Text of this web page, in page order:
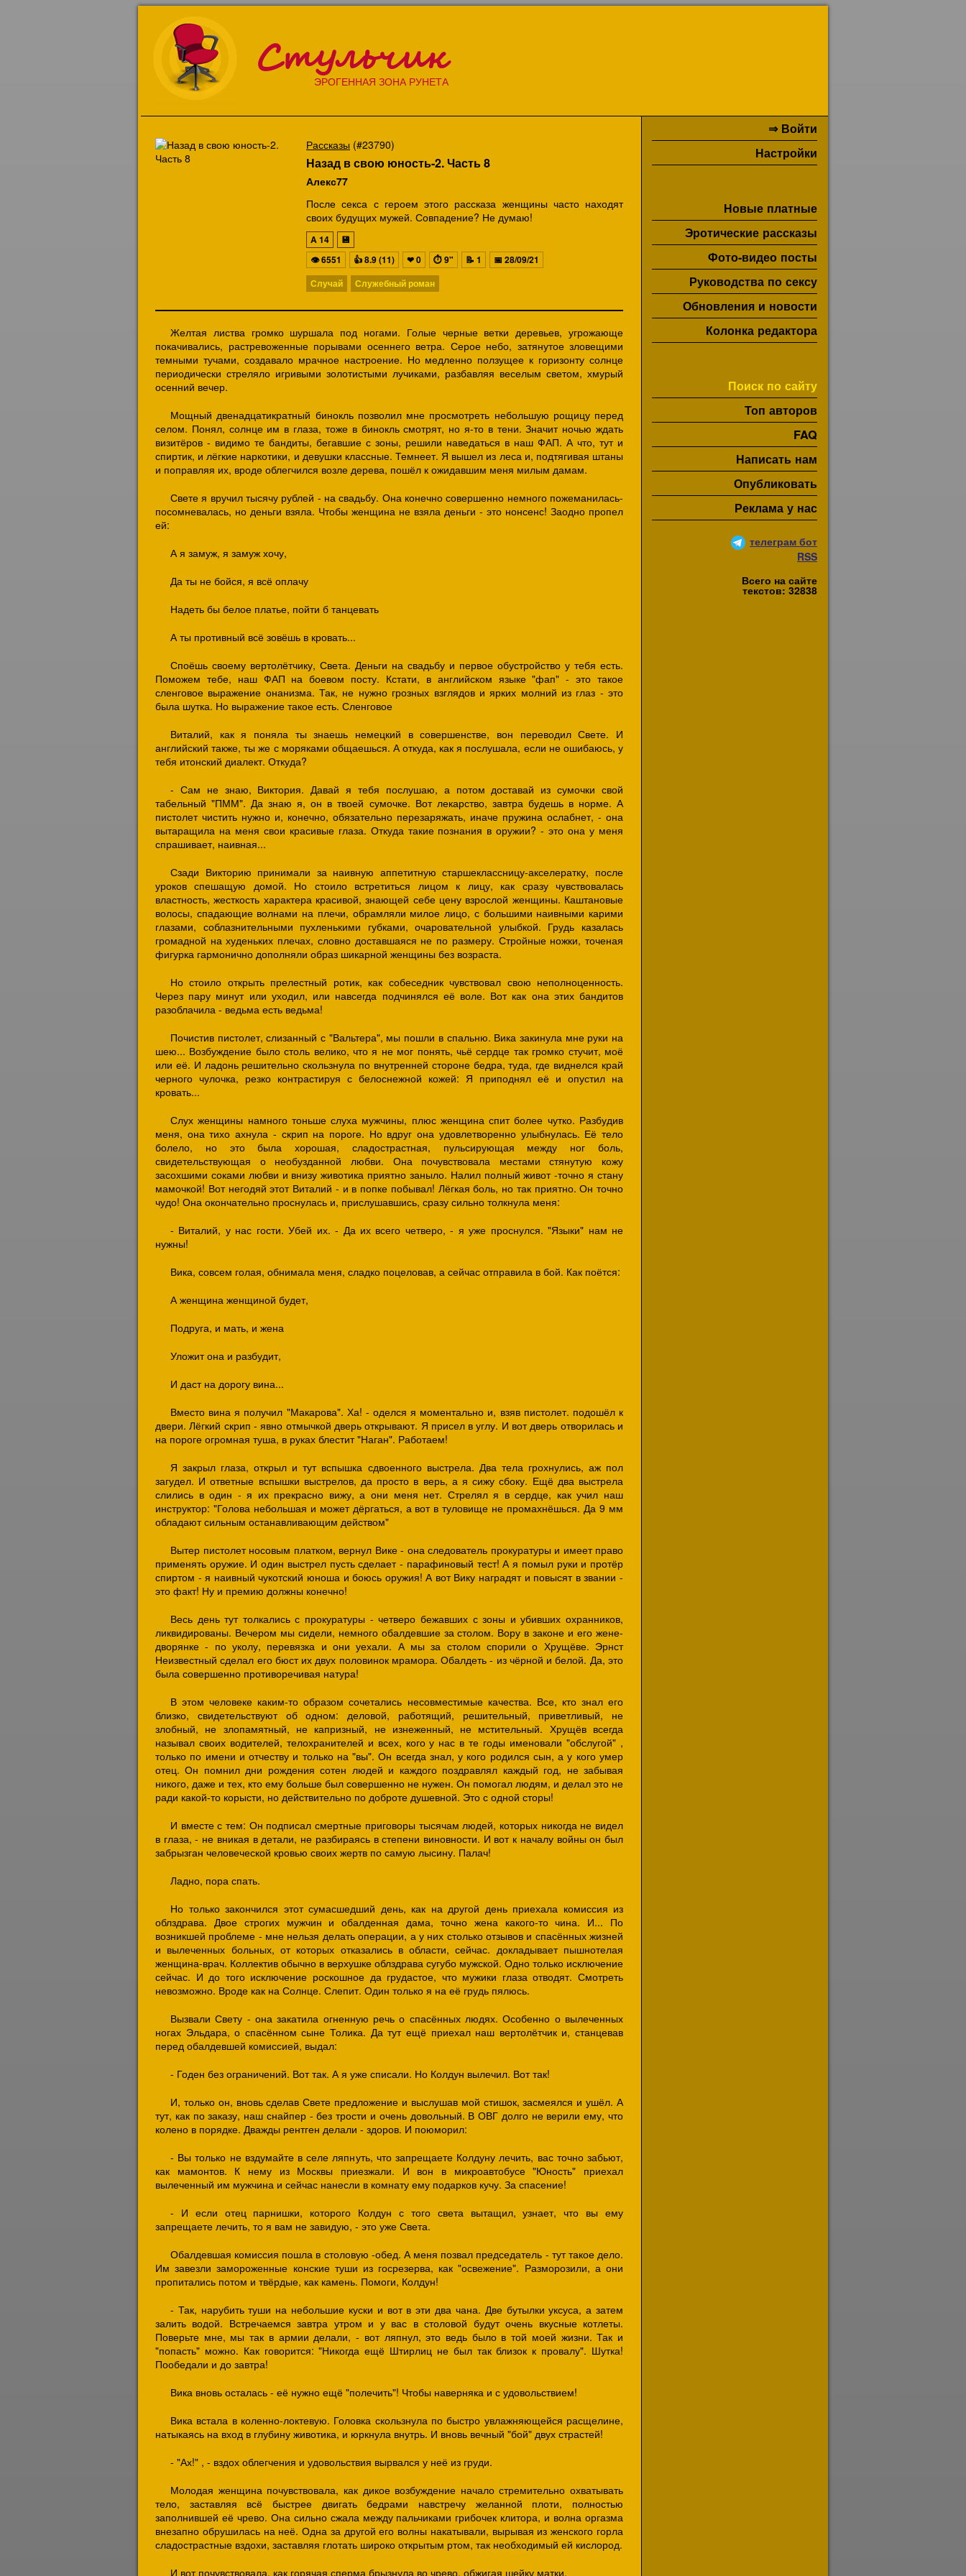
Стульчик
ЭРОГЕННАЯ ЗОНА РУНЕТА
⇒ Войти
Настройки
Новые платные
Эротические рассказы
Фото-видео посты
Руководства по сексу
Обновления и новости
Колонка редактора
Поиск по сайту
Топ авторов
FAQ
Написать нам
Опубликовать
Реклама у нас
телеграм бот
RSS
Всего на сайте
текстов: 32838
Рассказы (#23790)
Назад в свою юность-2. Часть 8
Алекс77
После секса с героем этого рассказа женщины часто находят
своих будущих мужей. Совпадение? Не думаю!
A14
💾
👁6551 👍8.9 (11) ❤0 ⏱9" 📝 1 📅 28/09/21
Случай
Служебный роман
Желтая листва громко шуршала под ногами. Голые черные ветки деревьев, угрожающе
покачивались, растревоженные порывами осеннего ветра. Серое небо, затянутое зловещими
темными тучами, создавало мрачное настроение. Но медленно ползущее к горизонту солнце
периодически стреляло игривыми золотистыми лучиками, разбавляя веселым светом, хмурый
осенний вечер.
Мощный двенадцатикратный бинокль позволил мне просмотреть небольшую рощицу перед
селом. Понял, солнце им в глаза, тоже в бинокль смотрят, но я-то в тени. Значит ночью ждать
визитёров - видимо те бандиты, бегавшие с зоны, решили наведаться в наш ФАП. А что, тут и
спиртик, и лёгкие наркотики, и девушки классные. Темнеет. Я вышел из леса и, подтягивая штаны
и поправляя их, вроде облегчился возле дерева, пошёл к ожидавшим меня милым дамам.
Свете я вручил тысячу рублей - на свадьбу. Она конечно совершенно немного пожеманилась-
посомневалась, но деньги взяла. Чтобы женщина не взяла деньги - это нонсенс! Заодно пропел
ей:
А я замуж, я замуж хочу,
Да ты не бойся, я всё оплачу
Надеть бы белое платье, пойти б танцевать
А ты противный всё зовёшь в кровать...
Споёшь своему вертолётчику, Света. Деньги на свадьбу и первое обустройство у тебя есть.
Поможем тебе, наш ФАП на боевом посту. Кстати, в английском языке "фап" - это такое
сленговое выражение онанизма. Так, не нужно грозных взглядов и ярких молний из глаз - это
была шутка. Но выражение такое есть. Сленговое
Виталий, как я поняла ты знаешь немецкий в совершенстве, вон переводил Свете. И
английский также, ты же с моряками общаешься. А откуда, как я послушала, если не ошибаюсь, у
тебя итонский диалект. Откуда?
- Сам не знаю, Виктория. Давай я тебя послушаю, а потом доставай из сумочки свой
табельный "ПММ". Да знаю я, он в твоей сумочке. Вот лекарство, завтра будешь в норме. А
пистолет чистить нужно и, конечно, обязательно перезаряжать, иначе пружина ослабнет, - она
вытаращила на меня свои красивые глаза. Откуда такие познания в оружии? - это она у меня
спрашивает, наивная...
Сзади Викторию принимали за наивную аппетитную старшеклассницу-акселератку, после
уроков спешащую домой. Но стоило встретиться лицом к лицу, как сразу чувствовалась
властность, жесткость характера красивой, знающей себе цену взрослой женщины. Каштановые
волосы, спадающие волнами на плечи, обрамляли милое лицо, с большими наивными карими
глазами, соблазнительными пухленькими губками, очаровательной улыбкой. Грудь казалась
громадной на худеньких плечах, словно доставшаяся не по размеру. Стройные ножки, точеная
фигурка гармонично дополняли образ шикарной женщины без возраста.
Но стоило открыть прелестный ротик, как собеседник чувствовал свою неполноценность.
Через пару минут или уходил, или навсегда подчинялся её воле. Вот как она этих бандитов
разоблачила - ведьма есть ведьма!
Почистив пистолет, слизанный с "Вальтера", мы пошли в спальню. Вика закинула мне руки на
шею... Возбуждение было столь велико, что я не мог понять, чьё сердце так громко стучит, моё
или её. И ладонь решительно скользнула по внутренней стороне бедра, туда, где виднелся край
черного чулочка, резко контрастируя с белоснежной кожей: Я приподнял её и опустил на
кровать...
Слух женщины намного тоньше слуха мужчины, плюс женщина спит более чутко. Разбудив
меня, она тихо ахнула - скрип на пороге. Но вдруг она удовлетворенно улыбнулась. Её тело
болело, но это была хорошая, сладострастная, пульсирующая между ног боль,
свидетельствующая о необузданной любви. Она почувствовала местами стянутую кожу
засохшими соками любви и внизу животика приятно заныло. Налил полный живот -точно я стану
мамочкой! Вот негодяй этот Виталий - и в попке побывал! Лёгкая боль, но так приятно. Он точно
чудо! Она окончательно проснулась и, прислушавшись, сразу сильно толкнула меня:
- Виталий, у нас гости. Убей их. - Да их всего четверо, - я уже проснулся. "Языки" нам не
нужны!
Вика, совсем голая, обнимала меня, сладко поцеловав, а сейчас отправила в бой. Как поётся:
А женщина женщиной будет,
Подруга, и мать, и жена
Уложит она и разбудит,
И даст на дорогу вина...
Вместо вина я получил "Макарова". Ха! - оделся я моментально и, взяв пистолет. подошёл к
двери. Лёгкий скрип - явно отмычкой дверь открывают. Я присел в углу. И вот дверь отворилась и
на пороге огромная туша, в руках блестит "Наган". Работаем!
Я закрыл глаза, открыл и тут вспышка сдвоенного выстрела. Два тела грохнулись, аж пол
загудел. И ответные вспышки выстрелов, да просто в верь, а я сижу сбоку. Ещё два выстрела
слились в один - я их прекрасно вижу, а они меня нет. Стрелял я в сердце, как учил наш
инструктор: "Голова небольшая и может дёргаться, а вот в туловище не промахнёшься. Да 9 мм
обладают сильным останавливающим действом"
Вытер пистолет носовым платком, вернул Вике - она следователь прокуратуры и имеет право
применять оружие. И один выстрел пусть сделает - парафиновый тест! А я помыл руки и протёр
спиртом - я наивный чукотский юноша и боюсь оружия! А вот Вику наградят и повысят в звании -
это факт! Ну и премию должны конечно!
Весь день тут толкались с прокуратуры - четверо бежавших с зоны и убивших охранников,
ликвидированы. Вечером мы сидели, немного обалдевшие за столом. Вору в законе и его жене-
дворянке - по уколу, перевязка и они уехали. А мы за столом спорили о Хрущёве. Эрнст
Неизвестный сделал его бюст их двух половинок мрамора. Обалдеть - из чёрной и белой. Да, это
была совершенно противоречивая натура!
В этом человеке каким-то образом сочетались несовместимые качества. Все, кто знал его
близко, свидетельствуют об одном: деловой, работящий, решительный, приветливый, не
злобный, не злопамятный, не капризный, не изнеженный, не мстительный. Хрущёв всегда
называл своих водителей, телохранителей и всех, кого у нас в те годы именовали "обслугой" ,
только по имени и отчеству и только на "вы". Он всегда знал, у кого родился сын, а у кого умер
отец. Он помнил дни рождения сотен людей и каждого поздравлял каждый год, не забывая
никого, даже и тех, кто ему больше был совершенно не нужен. Он помогал людям, и делал это не
ради какой-то корысти, но действительно по доброте душевной. Это с одной сторы!
И вместе с тем: Он подписал смертные приговоры тысячам людей, которых никогда не видел
в глаза, - не вникая в детали, не разбираясь в степени виновности. И вот к началу войны он был
забрызган человеческой кровью своих жертв по самую лысину. Палач!
Ладно, пора спать.
Но только закончился этот сумасшедший день, как на другой день приехала комиссия из
облздрава. Двое строгих мужчин и обалденная дама, точно жена какого-то чина. И... По
возникшей проблеме - мне нельзя делать операции, а у них столько отзывов и спасённых жизней
и вылеченных больных, от которых отказались в области, сейчас. докладывает пышнотелая
женщина-врач. Коллектив обычно в верхушке облздрава сугубо мужской. Одно только исключение
сейчас. И до того исключение роскошное да грудастое, что мужики глаза отводят. Смотреть
невозможно. Вроде как на Солнце. Слепит. Один только я на её грудь пялюсь.
Вызвали Свету - она закатила огненную речь о спасённых людях. Особенно о вылеченных
ногах Эльдара, о спасённом сыне Толика. Да тут ещё приехал наш вертолётчик и, станцевав
перед обалдевшей комиссией, выдал:
- Годен без ограничений. Вот так. А я уже списали. Но Колдун вылечил. Вот так!
И, только он, вновь сделав Свете предложение и выслушав мой стишок, засмеялся и ушёл. А
тут, как по заказу, наш снайпер - без трости и очень довольный. В ОВГ долго не верили ему, что
колено в порядке. Дважды рентген делали - здоров. И поюморил:
- Вы только не вздумайте в селе ляпнуть, что запрещаете Колдуну лечить, вас точно забьют,
как мамонтов. К нему из Москвы приезжали. И вон в микроавтобусе "Юность" приехал
вылеченный им мужчина и сейчас нанесли в комнату ему подарков кучу. За спасение!
- И если отец парнишки, которого Колдун с того света вытащил, узнает, что вы ему
запрещаете лечить, то я вам не завидую, - это уже Света.
Обалдевшая комиссия пошла в столовую -обед. А меня позвал председатель - тут такое дело.
Им завезли замороженные конские туши из госрезерва, как "освежение". Разморозили, а они
пропитались потом и твёрдые, как камень. Помоги, Колдун!
- Так, нарубить туши на небольшие куски и вот в эти два чана. Две бутылки уксуса, а затем
залить водой. Встречаемся завтра утром и у вас в столовой будут очень вкусные котлеты.
Поверьте мне, мы так в армии делали, - вот ляпнул, это ведь было в той моей жизни. Так и
"попасть" можно. Как говорится: "Никогда ещё Штирлиц не был так близок к провалу". Шутка!
Пообедали и до завтра!
Вика вновь осталась - её нужно ещё "полечить"! Чтобы наверняка и с удовольствием!
Вика встала в коленно-локтевую. Головка скользнула по быстро увлажняющейся расщелине,
натыкаясь на вход в глубину животика, и юркнула внутрь. И вновь вечный "бой" двух страстей!
- "Ах!" , - вздох облегчения и удовольствия вырвался у неё из груди.
Молодая женщина почувствовала, как дикое возбуждение начало стремительно охватывать
тело, заставляя всё быстрее двигать бедрами навстречу желанной плоти, полностью
заполнившей её чрево. Она сильно сжала между пальчиками грибочек клитора, и волна оргазма
внезапно обрушилась на неё. Одна за другой его волны накатывали, вырывая из женского горла
сладострастные вздохи, заставляя глотать широко открытым ртом, так необходимый ей кислород.
И вот почувствовала, как горячая сперма брызнула во чрево, обжигая шейку матки.